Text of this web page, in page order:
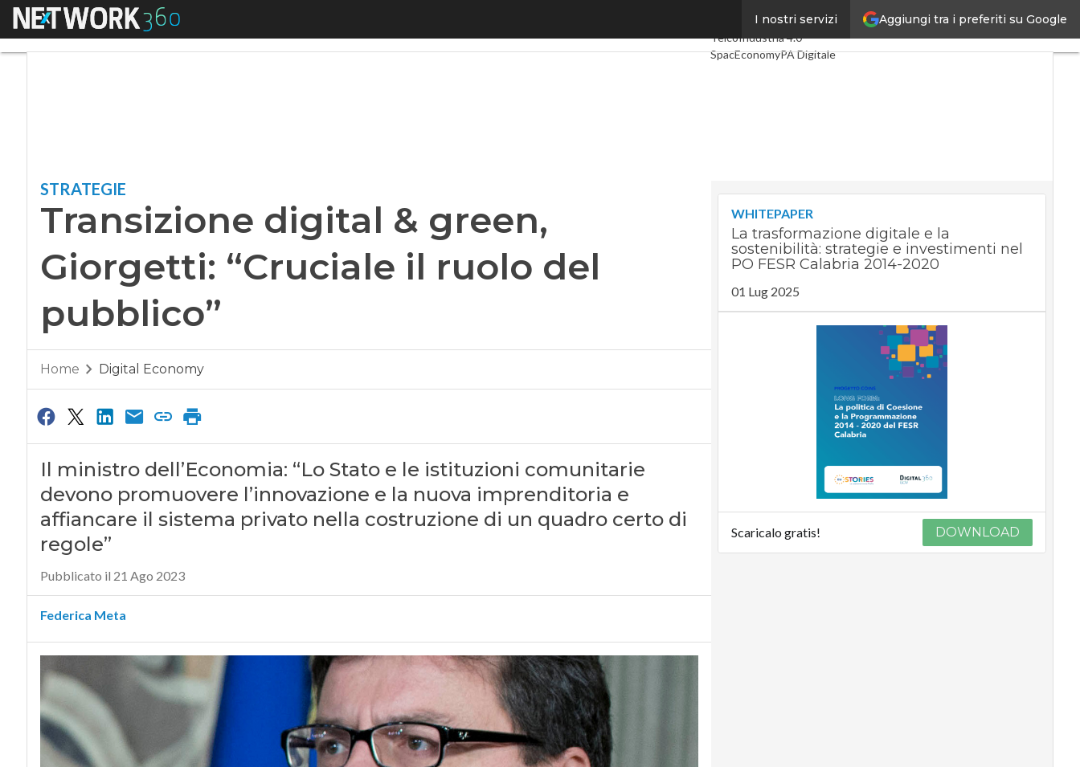
Aggiungi tra i preferiti su Google
I nostri servizi
Menu Ultimi articoliDigital Economy
TelcoIndustria 4.0
SpacEconomyPA Digitale
STRATEGIE
Transizione digital & green,
Giorgetti: “Cruciale il ruolo del
pubblico”
Home Digital Economy
Il ministro dell’Economia: “Lo Stato e le istituzioni comunitarie
devono promuovere l’innovazione e la nuova imprenditoria e
affiancare il sistema privato nella costruzione di un quadro certo di
regole”
Pubblicato il 21 Ago 2023
Federica Meta
WHITEPAPER
La trasformazione digitale e la
sostenibilità: strategie e investimenti nel
PO FESR Calabria 2014-2020
01 Lug 2025
Scaricalo gratis! DOWNLOAD